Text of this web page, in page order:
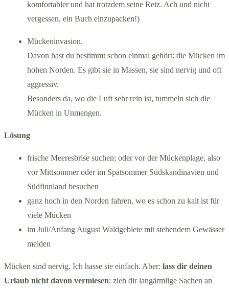
komfortabler und hat trotzdem seine Reiz. Ach und nicht
vergessen, ein Buch einzupacken!)
Mückeninvasion.
Davon hast du bestimmt schon einmal gehört: die Mücken im
hohen Norden. Es gibt sie in Massen, sie sind nervig und oft
aggressiv.
Besonders da, wo die Luft sehr rein ist, tummeln sich die
Mücken in Unmengen.
Lösung
frische Meeresbrise suchen; oder vor der Mückenplage, also
vor Mittsommer oder im Spätsommer Südskandinavien und
Südfinnland besuchen
ganz hoch in den Norden fahren, wo es schon zu kalt ist für
viele Mücken
im Juli/Anfang August Waldgebiete mit stehendem Gewässer
meiden
Mücken sind nervig. Ich hasse sie einfach. Aber: lass dir deinen
Urlaub nicht davon vermiesen; zieh dir langärmlige Sachen an